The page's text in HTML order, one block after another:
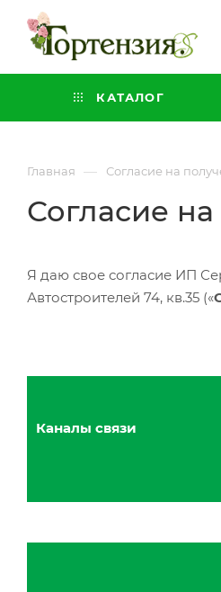
КАТАЛОГ
Главная — Согласие на
Согласие
Я даю свое согласие ИП
Автостроителей 74, кв.35 («
Каналы связи